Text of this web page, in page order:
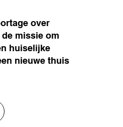
over
missie om
huiselijke
nieuwe thuis